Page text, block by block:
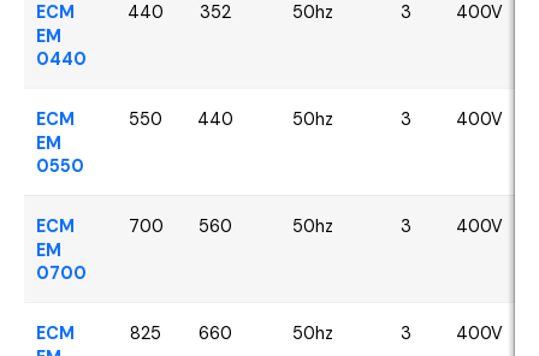
ECM
EM
0440
440 352 50hz 3 400V
ECM
EM
0550
550 440 50hz 3 400V
ECM
EM
0700
700 560 50hz 3 400V
ECM
825 660 50hz 3 400V